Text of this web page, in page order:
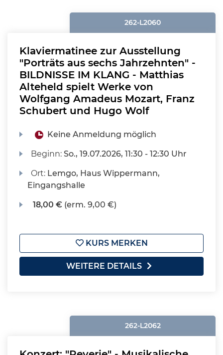
262-L2060
Klaviermatinee zur Ausstellung
"Porträts aus sechs Jahrzehnten" -
BILDNISSE IM KLANG - Matthias
Alteheld spielt Werke von
Wolfgang Amadeus Mozart, Franz
Schubert und Hugo Wolf
Keine Anmeldung möglich
Beginn:So., 19.07.2026, 11:30 - 12:30 Uhr
Ort: Lemgo, Haus Wippermann,
Eingangshalle
18,00 € (erm. 9,00 €)
KURS MERKEN
WEITERE DETAILS
262-L2062